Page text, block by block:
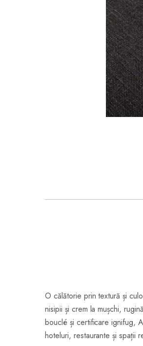
O călătorie prin textură și
nisipii și crem la mușchi,
bouclé și certificare ignifug,
hoteluri, restaurante și spații